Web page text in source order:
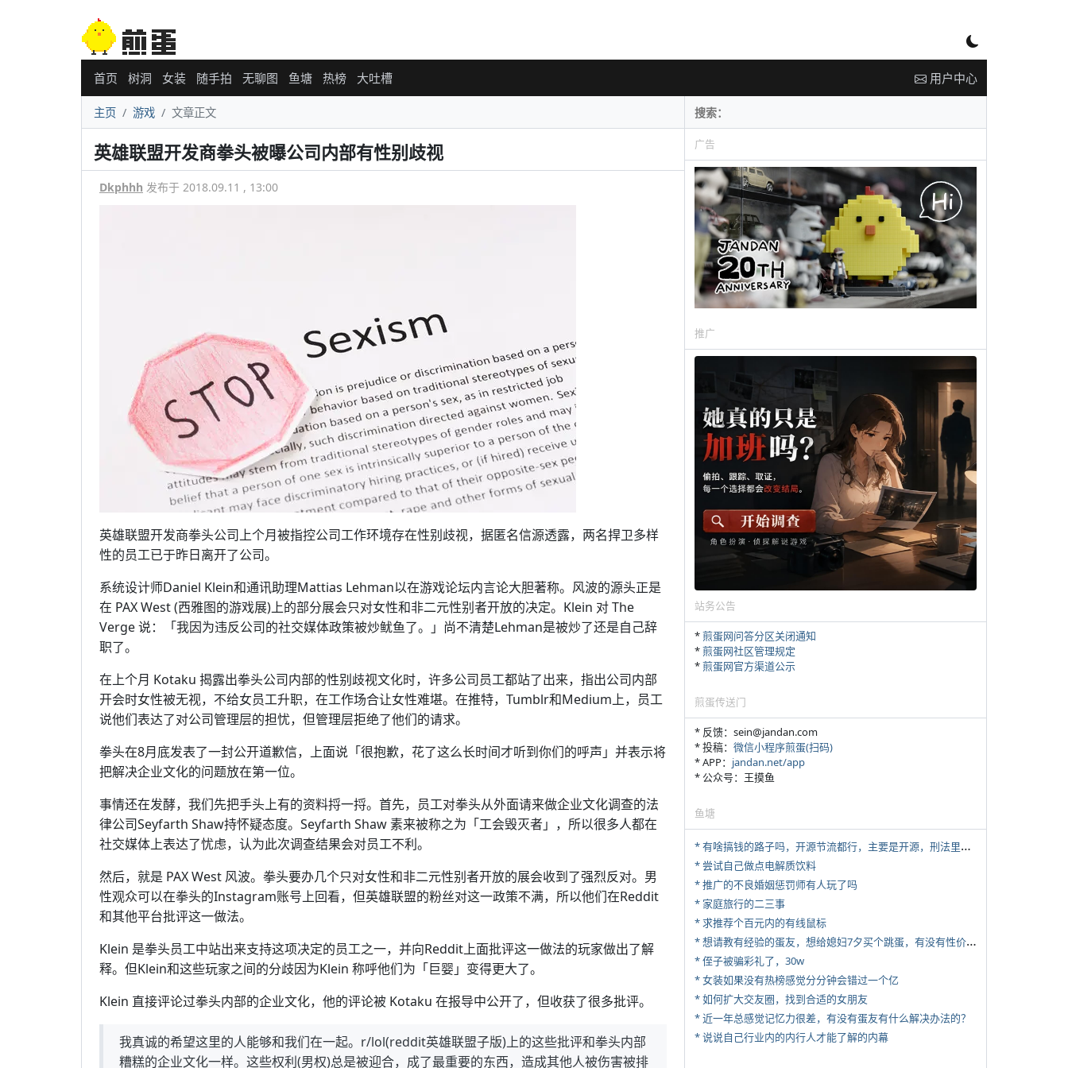
首页 树洞 女装 随手拍 无聊图 鱼塘 热榜 大吐槽 用户中心
主页 游戏 文章正文
英雄联盟开发商拳头被曝公司内部有性别歧视
Dkphhh 发布于 2018.09.11 , 13:00
英雄联盟开发商拳头公司上个月被指控公司工作环境存在性别歧视，据匿名信源透露，两名捍卫多样
性的员工已于昨日离开了公司。
系统设计师Daniel Klein和通讯助理Mattias Lehman以在游戏论坛内言论大胆著称。风波的源头正是
在 PAX West (西雅图的游戏展)上的部分展会只对女性和非二元性别者开放的决定。Klein 对 The
Verge 说：「我因为违反公司的社交媒体政策被炒鱿鱼了。」尚不清楚Lehman是被炒了还是自己辞
职了。
在上个月 Kotaku 揭露出拳头公司内部的性别歧视文化时，许多公司员工都站了出来，指出公司内部
开会时女性被无视，不给女员工升职，在工作场合让女性难堪。在推特，Tumblr和Medium上，员工
说他们表达了对公司管理层的担忧，但管理层拒绝了他们的请求。
拳头在8月底发表了一封公开道歉信，上面说「很抱歉，花了这么长时间才听到你们的呼声」并表示将
把解决企业文化的问题放在第一位。
事情还在发酵，我们先把手头上有的资料捋一捋。首先，员工对拳头从外面请来做企业文化调查的法
律公司Seyfarth Shaw持怀疑态度。Seyfarth Shaw 素来被称之为「工会毁灭者」，所以很多人都在
社交媒体上表达了忧虑，认为此次调查结果会对员工不利。
然后，就是 PAX West 风波。拳头要办几个只对女性和非二元性别者开放的展会收到了强烈反对。男
性观众可以在拳头的Instagram账号上回看，但英雄联盟的粉丝对这一政策不满，所以他们在Reddit
和其他平台批评这一做法。
Klein 是拳头员工中站出来支持这项决定的员工之一，并向Reddit上面批评这一做法的玩家做出了解
释。但Klein和这些玩家之间的分歧因为Klein 称呼他们为「巨婴」变得更大了。
Klein 直接评论过拳头内部的企业文化，他的评论被 Kotaku 在报导中公开了，但收获了很多批评。
我真诚的希望这里的人能够和我们在一起。r/lol(reddit英雄联盟子版)上的这些批评和拳头内部
糟糕的企业文化一样。这些权利(男权)总是被迎合，成了最重要的东西，造成其他人被伤害被排
广告
推广
站务公告
*煎蛋网问答分区关闭通知
*煎蛋网社区管理规定
*煎蛋网官方渠道公示
煎蛋传送门
* 反馈：sein@jandan.com
* 投稿： 微信小程序煎蛋(扫码)
* APP： jandan.net/app
* 公众号：王摸鱼
鱼塘
*
有啥搞钱的路子吗，开源节流都行，主要是开源，刑法里的咱不做
* 尝试自己做点电解质饮料
* 推广的不良婚姻惩罚师有人玩了吗
* 家庭旅行的二三事
* 求推荐个百元内的有线鼠标
*
想请教有经验的蛋友，想给媳妇7夕买个跳蛋，有没有性价比高的推荐
* 侄子被骗彩礼了，30w
* 女装如果没有热榜感觉分分钟会错过一个亿
* 如何扩大交友圈，找到合适的女朋友
* 近一年总感觉记忆力很差，有没有蛋友有什么解决办法的？
* 说说自己行业内的内行人才能了解的内幕